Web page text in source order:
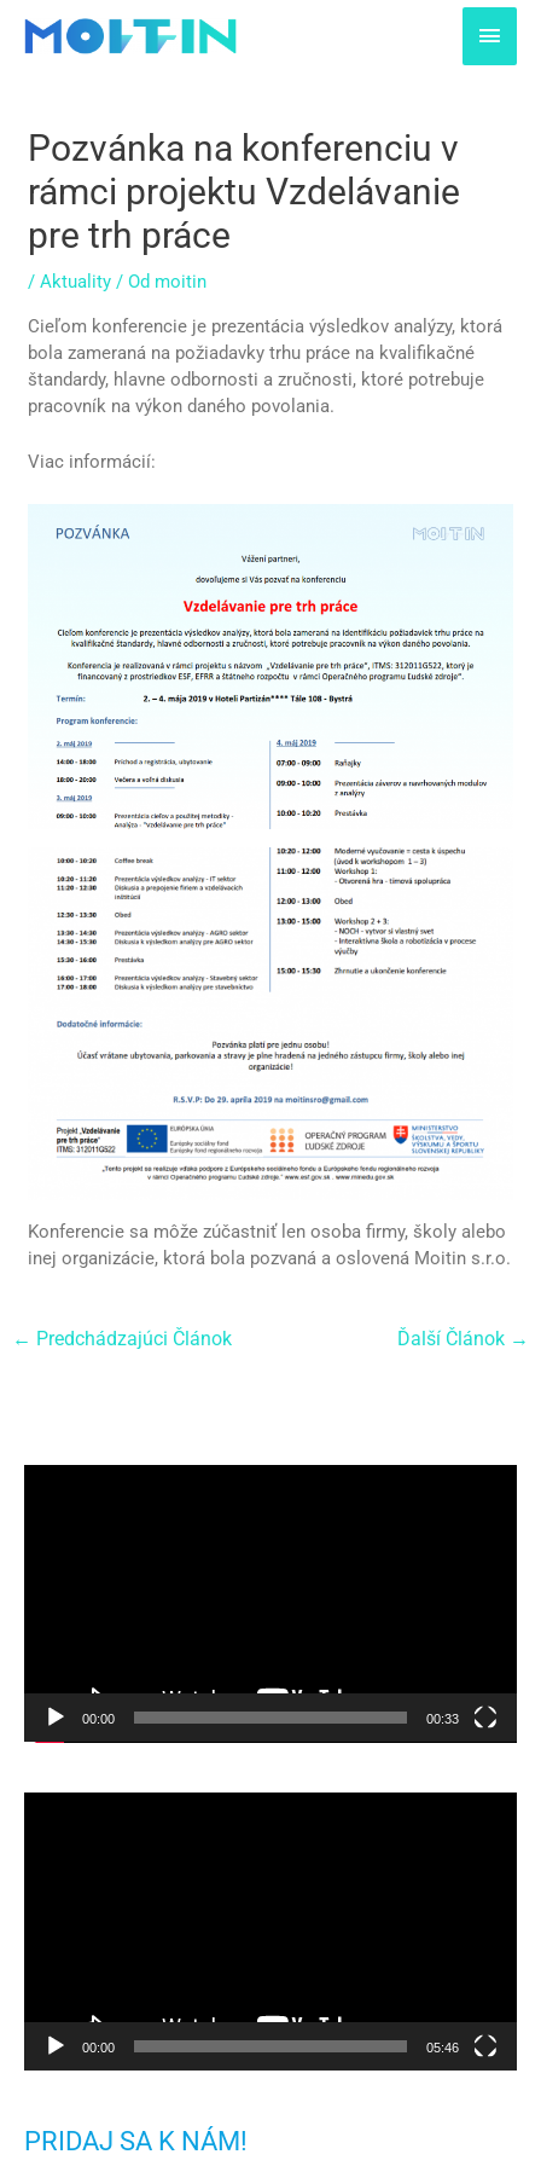
Pozvánka na konferenciu v
rámci projektu Vzdelávanie
pre trh práce
/Aktuality / Od moitin
Cieľom konferencie je prezentácia výsledkov analýzy, ktorá
bola zameraná na požiadavky trhu práce na kvalifikačné
štandardy, hlavne odbornosti a zručnosti, ktoré potrebuje
pracovník na výkon daného povolania.
Viac informácií:
Konferencie sa môže zúčastniť len osoba firmy, školy alebo
inej organizácie, ktorá bola pozvaná a oslovená Moitin s.r.o.
← Predchádzajúci Článok Ďalší Článok →
00:00 00:33
00:00 05:46
PRIDAJ SA K NÁM!